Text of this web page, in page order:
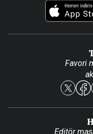
Foto Haber
Künye
Reklam Ver
Favori
Editör